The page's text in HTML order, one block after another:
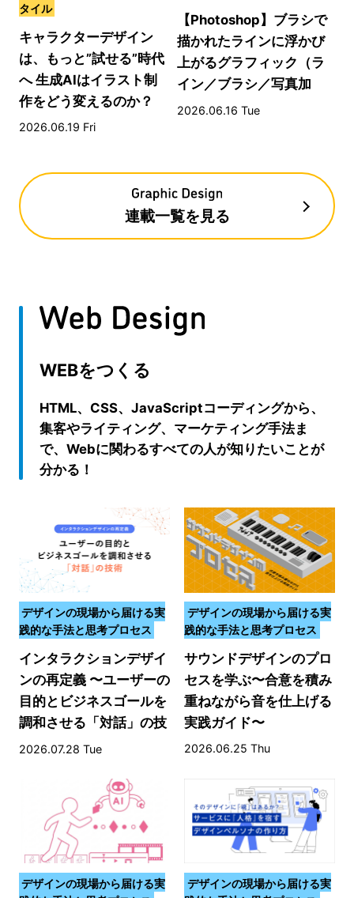
タイル
キャラクターデザイン
は、もっと”試せる”時代
へ 生成AIはイラスト制
作をどう変えるのか？
2026.06.19 Fri
【Photoshop】ブラシで
描かれたラインに浮かび
上がるグラフィック（ラ
イン／ブラシ／写真加
工）
2026.06.16 Tue
連載一覧を見る
WEBをつくる
HTML、CSS、JavaScriptコーディングから、
集客やライティング、マーケティング手法ま
で、Webに関わるすべての人が知りたいことが
分かる！
デザインの現場から届ける実
践的な手法と思考プロセス
インタラクションデザイ
ンの再定義 〜ユーザーの
目的とビジネスゴールを
調和させる「対話」の技
術〜
2026.07.28 Tue
デザインの現場から届ける実
践的な手法と思考プロセス
サウンドデザインのプロ
セスを学ぶ〜合意を積み
重ねながら音を仕上げる
実践ガイド〜
2026.06.25 Thu
デザインの現場から届ける実
デザインの現場から届ける実